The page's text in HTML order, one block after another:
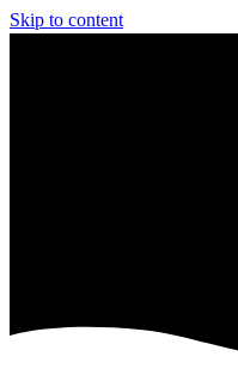
Skip to content